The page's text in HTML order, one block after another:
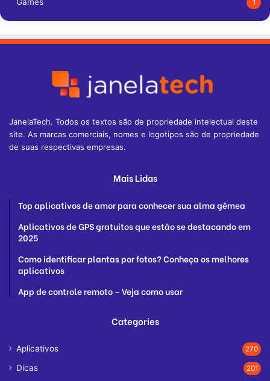
1
JanelaTech. Todos os textos são de propriedade intelectual deste
site. As marcas comerciais, nomes e logotipos são de propriedade
de suas respectivas empresas.
Mais Lidas
Top aplicativos de amor para conhecer sua alma gêmea
Aplicativos de GPS gratuitos que estão se destacando em
2025
Como identificar plantas por fotos? Conheça os melhores
aplicativos
App de controle remoto – Veja como usar
Categories
Aplicativos 270
Dicas 201